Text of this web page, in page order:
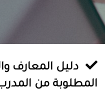
دليل المعارف
المطلوبة من